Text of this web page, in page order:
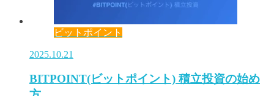
ビットポイント
2025.10.21
BITPOINT(ビットポイント) 積立投資の始め